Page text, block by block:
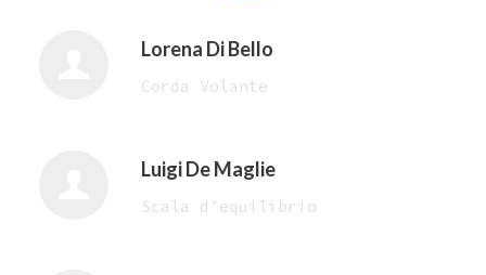
Lorena Di Bello
Corda Volante
Luigi De Maglie
Scala d’equilibrio